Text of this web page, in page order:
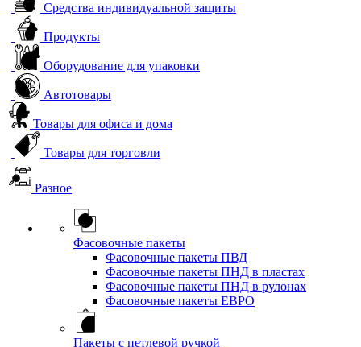
Средства индивидуальной защиты
Продукты
Оборудование для упаковки
Автотовары
Товары для офиса и дома
Товары для торговли
Разное
Фасовочные пакеты
Фасовочные пакеты ПВД
Фасовочные пакеты ПНД в пластах
Фасовочные пакеты ПНД в рулонах
Фасовочные пакеты ЕВРО
Пакеты с петлевой ручкой